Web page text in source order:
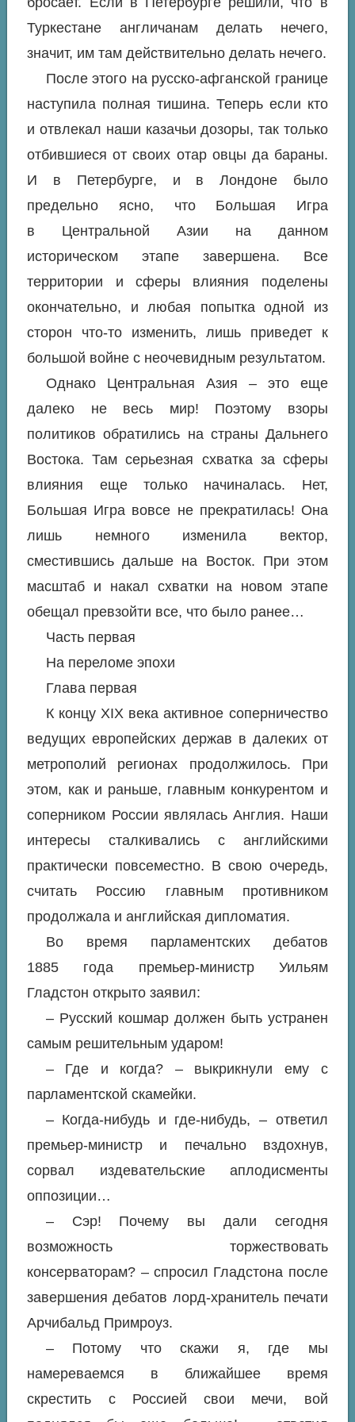
Туркестане англичанам делать нечего,
значит, им там действительно делать нечего.
После этого на русско-афганской границе
наступила полная тишина. Теперь если кто
и отвлекал наши казачьи дозоры, так только
отбившиеся от своих отар овцы да бараны.
И в Петербурге, и в Лондоне было
предельно ясно, что Большая Игра
в Центральной Азии на данном
историческом этапе завершена. Все
территории и сферы влияния поделены
окончательно, и любая попытка одной из
сторон что-то изменить, лишь приведет к
большой войне с неочевидным результатом.
Однако Центральная Азия – это еще
далеко не весь мир! Поэтому взоры
политиков обратились на страны Дальнего
Востока. Там серьезная схватка за сферы
влияния еще только начиналась. Нет,
Большая Игра вовсе не прекратилась! Она
лишь немного изменила вектор,
сместившись дальше на Восток. При этом
масштаб и накал схватки на новом этапе
обещал превзойти все, что было ранее…
Часть первая
На переломе эпохи
Глава первая
К концу XIX века активное соперничество
ведущих европейских держав в далеких от
метрополий регионах продолжилось. При
этом, как и раньше, главным конкурентом и
соперником России являлась Англия. Наши
интересы сталкивались с английскими
практически повсеместно. В свою очередь,
считать Россию главным противником
продолжала и английская дипломатия.
Во время парламентских дебатов
1885 года премьер-министр Уильям
Гладстон открыто заявил:
– Русский кошмар должен быть устранен
самым решительным ударом!
– Где и когда? – выкрикнули ему с
парламентской скамейки.
– Когда-нибудь и где-нибудь, – ответил
премьер-министр и печально вздохнув,
сорвал издевательские аплодисменты
оппозиции…
– Сэр! Почему вы дали сегодня
возможность торжествовать
консерваторам? – спросил Гладстона после
завершения дебатов лорд-хранитель печати
Арчибальд Примроуз.
– Потому что скажи я, где мы
намереваемся в ближайшее время
скрестить с Россией свои мечи, вой